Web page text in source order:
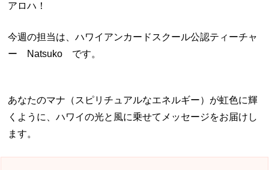
アロハ！
今週の担当は、ハワイアンカードスクール公認ティーチャ
ー Natsuko です。
あなたのマナ（スピリチュアルなエネルギー）が虹色に輝
くように、ハワイの光と風に乗せてメッセージをお届けし
ます。